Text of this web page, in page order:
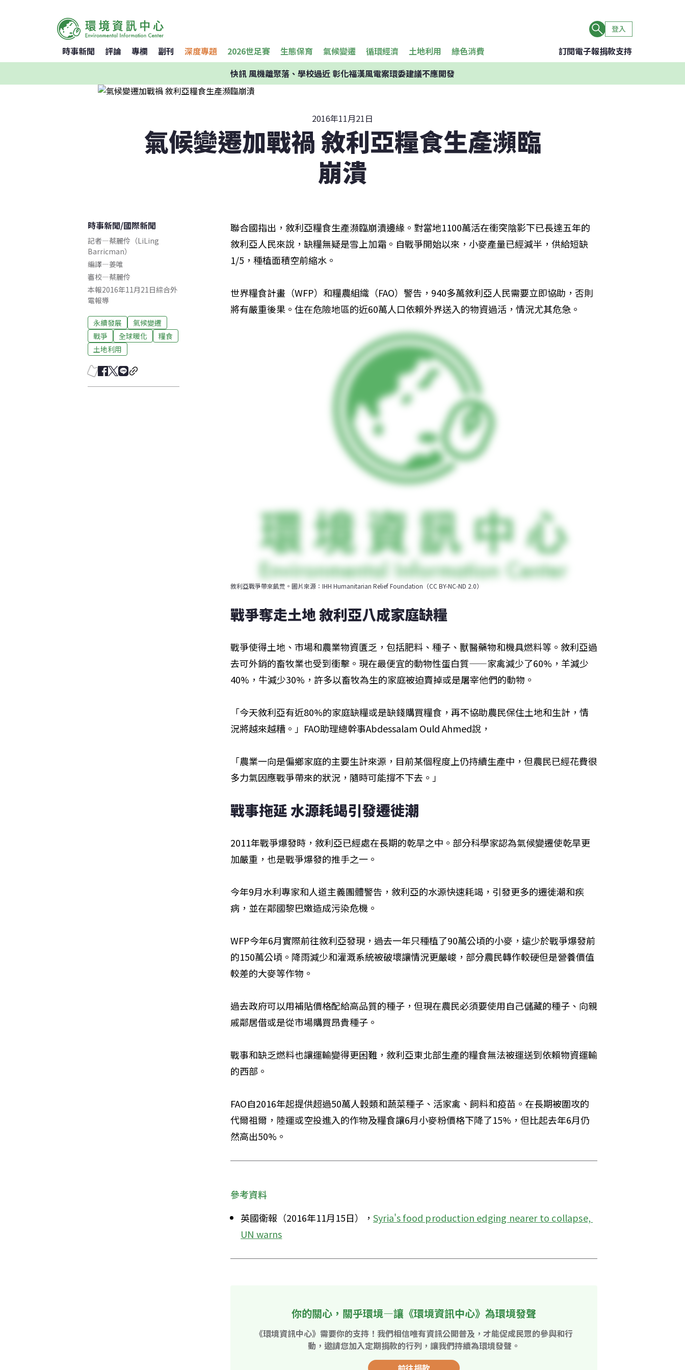
登入
時事新聞 評論 專欄 副刊 深度專題 2026世足賽 生態保育 氣候變遷 循環經濟 土地利用 綠色消費 訂閱電子報捐款支持
快訊風機離聚落、學校過近 彰化福漢風電案環委建議不應開發
2016年11月21日
氣候變遷加戰禍 敘利亞糧食生產瀕臨
崩潰
時事新聞/國際新聞
記者—蔡麗伶（LiLing
Barricman）
編譯—姜唯
審校—蔡麗伶
本報2016年11月21日綜合外
電報導
永續發展
氣候變遷
戰爭
全球暖化
糧食
土地利用
聯合國指出，敘利亞糧食生產瀕臨崩潰邊緣。對當地1100萬活在衝突陰影下已長達五年的
敘利亞人民來說，缺糧無疑是雪上加霜。自戰爭開始以來，小麥產量已經減半，供給短缺
1/5，種植面積空前縮水。
世界糧食計畫（WFP）和糧農組織（FAO）警告，940多萬敘利亞人民需要立即協助，否則
將有嚴重後果。住在危險地區的近60萬人口依賴外界送入的物資過活，情況尤其危急。
敘利亞戰爭帶來飢荒。圖片來源：IHH Humanitarian Relief Foundation（CC BY-NC-ND 2.0）
戰爭奪走土地 敘利亞八成家庭缺糧
戰爭使得土地、市場和農業物資匱乏，包括肥料、種子、獸醫藥物和機具燃料等。敘利亞過
去可外銷的畜牧業也受到衝擊。現在最便宜的動物性蛋白質——家禽減少了60%，羊減少
40%，牛減少30%，許多以畜牧為生的家庭被迫賣掉或是屠宰他們的動物。
「今天敘利亞有近80%的家庭缺糧或是缺錢購買糧食，再不協助農民保住土地和生計，情
況將越來越糟。」FAO助理總幹事Abdessalam Ould Ahmed說，
「農業一向是偏鄉家庭的主要生計來源，目前某個程度上仍持續生產中，但農民已經花費很
多力氣因應戰爭帶來的狀況，隨時可能撐不下去。」
戰事拖延 水源耗竭引發遷徙潮
2011年戰爭爆發時，敘利亞已經處在長期的乾旱之中。部分科學家認為氣候變遷使乾旱更
加嚴重，也是戰爭爆發的推手之一。
今年9月水利專家和人道主義團體警告，敘利亞的水源快速耗竭，引發更多的遷徙潮和疾
病，並在鄰國黎巴嫩造成污染危機。
WFP今年6月實際前往敘利亞發現，過去一年只種植了90萬公頃的小麥，遠少於戰爭爆發前
的150萬公頃。降雨減少和灌溉系統被破壞讓情況更嚴峻，部分農民轉作較硬但是營養價值
較差的大麥等作物。
過去政府可以用補貼價格配給高品質的種子，但現在農民必須要使用自己儲藏的種子、向親
戚鄰居借或是從市場購買昂貴種子。
戰事和缺乏燃料也讓運輸變得更困難，敘利亞東北部生產的糧食無法被運送到依賴物資運輸
的西部。
FAO自2016年起提供超過50萬人穀類和蔬菜種子、活家禽、飼料和疫苗。在長期被圍攻的
代爾祖爾，陸運或空投進入的作物及糧食讓6月小麥粉價格下降了15%，但比起去年6月仍
然高出50%。
參考資料
英國衛報（2016年11月15日）， Syria's food production edging nearer to collapse,
UN warns
你的關心，關乎環境—讓《環境資訊中心》為環境發聲
《環境資訊中心》需要你的支持！我們相信唯有資訊公開普及，才能促成民眾的參與和行
動，邀請您加入定期捐款的行列，讓我們持續為環境發聲。